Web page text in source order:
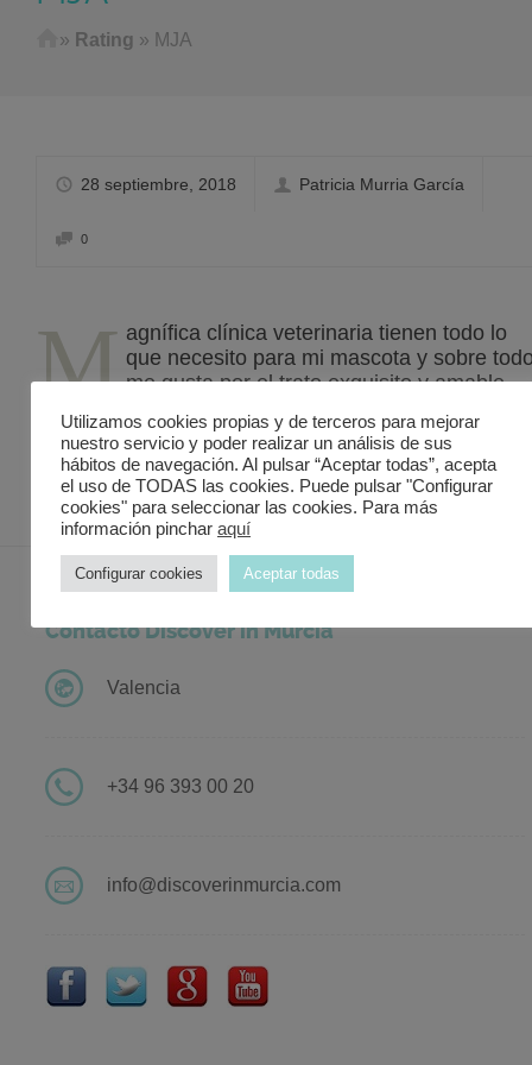
Home
» Rating » MJA
28 septiembre, 2018 Patricia Murria García
0
M agnífica clínica veterinaria tienen todo lo
que necesito para mi mascota y sobre
me gusta por el trato exquisito y amable
nota que se preocupan de verdad. La recomiendo
por su profesionalidad.
Contacto Discover in Murcia
Valencia
+34 96 393 00 20
info@discoverinmurcia.com
Utilizamos cookies propias y de terceros para mejorar
nuestro servicio y poder realizar un análisis de sus
hábitos de navegación. Al pulsar “Aceptar todas”, acepta
el uso de TODAS las cookies. Puede pulsar "Configurar
cookies" para seleccionar las cookies. Para más
información pinchar aquí
Configurar cookies Aceptar todas